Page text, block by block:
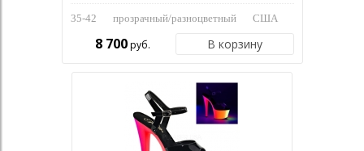
35-42 прозрачный/разноцветный США
8 700руб. В корзину